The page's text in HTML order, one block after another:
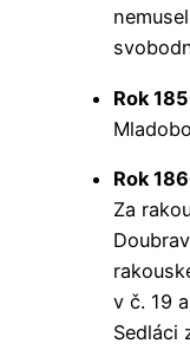
Rok
Rok
Za
v č. 19
Sedláci